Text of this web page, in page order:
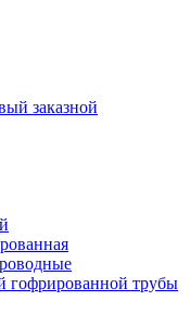
заказной
гофрированной трубы